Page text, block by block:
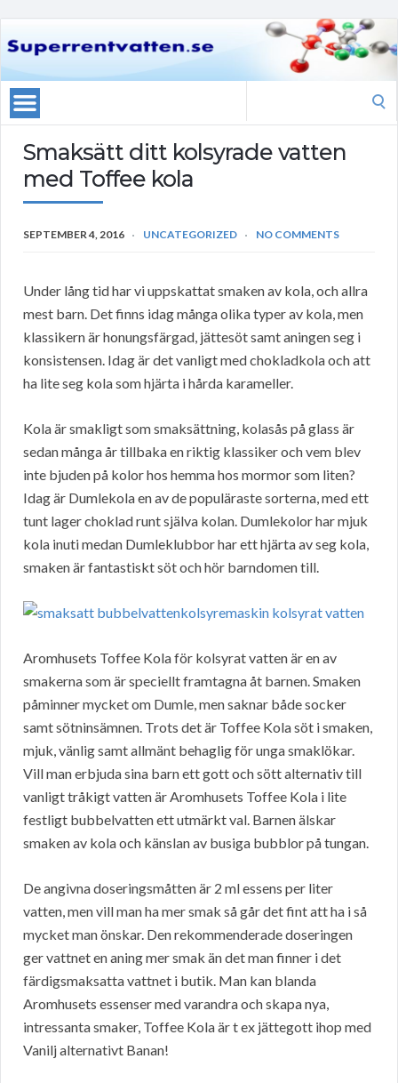
Smaksätt ditt kolsyrade vatten
med Toffee kola
SEPTEMBER 4, 2016 UNCATEGORIZED NO COMMENTS
Under lång tid har vi uppskattat smaken av kola, och allra
mest barn. Det finns idag många olika typer av kola, men
klassikern är honungsfärgad, jättesöt samt aningen seg i
konsistensen. Idag är det vanligt med chokladkola och att
ha lite seg kola som hjärta i hårda karameller.
Kola är smakligt som smaksättning, kolasås på glass är
sedan många år tillbaka en riktig klassiker och vem blev
inte bjuden på kolor hos hemma hos mormor som liten?
Idag är Dumlekola en av de populäraste sorterna, med ett
tunt lager choklad runt själva kolan. Dumlekolor har mjuk
kola inuti medan Dumleklubbor har ett hjärta av seg kola,
smaken är fantastiskt söt och hör barndomen till.
Aromhusets Toffee Kola för kolsyrat vatten är en av
smakerna som är speciellt framtagna åt barnen. Smaken
påminner mycket om Dumle, men saknar både socker
samt sötninsämnen. Trots det är Toffee Kola söt i smaken,
mjuk, vänlig samt allmänt behaglig för unga smaklökar.
Vill man erbjuda sina barn ett gott och sött alternativ till
vanligt tråkigt vatten är Aromhusets Toffee Kola i lite
festligt bubbelvatten ett utmärkt val. Barnen älskar
smaken av kola och känslan av busiga bubblor på tungan.
De angivna doseringsmåtten är 2 ml essens per liter
vatten, men vill man ha mer smak så går det fint att ha i så
mycket man önskar. Den rekommenderade doseringen
ger vattnet en aning mer smak än det man finner i det
färdigsmaksatta vattnet i butik. Man kan blanda
Aromhusets essenser med varandra och skapa nya,
intressanta smaker, Toffee Kola är t ex jättegott ihop med
Vanilj alternativt Banan!